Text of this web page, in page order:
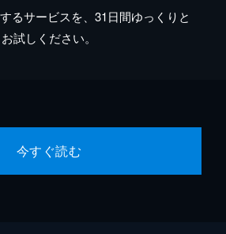
るサービスを、31日間ゆっくりと
お試しください。
今すぐ読む